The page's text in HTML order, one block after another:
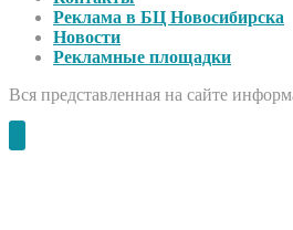
Реклама в БЦ Новосибирска
Новости
Рекламные площадки
Вся представленная на сайте